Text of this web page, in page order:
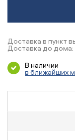
Доставка в пункт
Доставка до
В наличии
в ближайших